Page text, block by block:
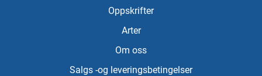
Oppskrifter
Arter
Om oss
Salgs -og leveringsbetingelser